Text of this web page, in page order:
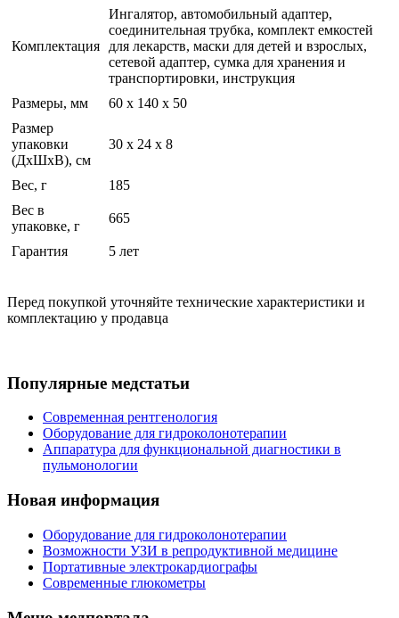
Комплектация
Ингалятор, автомобильный адаптер,
соединительная трубка, комплект емкостей
для лекарств, маски для детей и взрослых,
сетевой адаптер, сумка для хранения и
транспортировки, инструкция
Размеры, мм
60 х 140 х 50
Размер
упаковки
(ДхШхВ), см
30 x 24 x 8
Вес, г
185
Вес в
упаковке, г
665
Гарантия 5 лет
Перед покупкой уточняйте технические характеристики и
комплектацию у продавца
Популярные медстатьи
Современная рентгенология
Оборудование для гидроколонотерапии
Аппаратура для функциональной диагностики в
пульмонологии
Новая информация
Оборудование для гидроколонотерапии
Возможности УЗИ в репродуктивной медицине
Портативные электрокардиографы
Современные глюкометры